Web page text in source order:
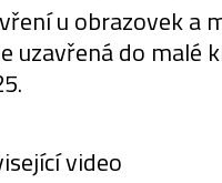
u obrazovek
do malé
video